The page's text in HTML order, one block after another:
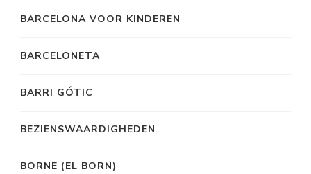
BARCELONA VOOR KINDEREN
BARCELONETA
BARRI GÓTIC
BEZIENSWAARDIGHEDEN
BORNE (EL BORN)